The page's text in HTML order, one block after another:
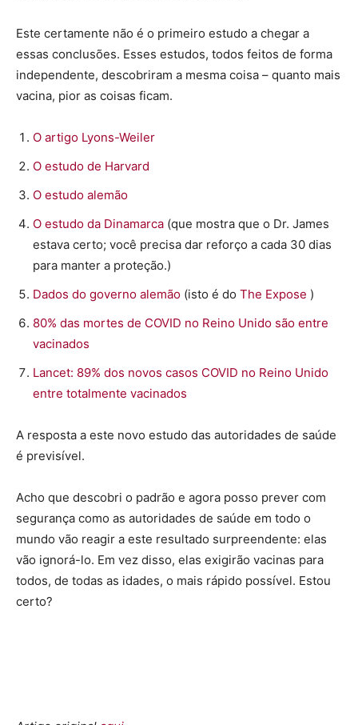
Este certamente não é o primeiro estudo a chegar a
essas conclusões. Esses estudos, todos feitos de forma
independente, descobriram a mesma coisa – quanto mais
vacina, pior as coisas ficam.
O artigo Lyons-Weiler
O estudo de Harvard
O estudo alemão
O estudo da Dinamarca (que mostra que o Dr. James
estava certo; você precisa dar reforço a cada 30 dias
para manter a proteção.)
Dados do governo alemão (isto é do The Expose )
80% das mortes de COVID no Reino Unido são entre
vacinados
Lancet: 89% dos novos casos COVID no Reino Unido
entre totalmente vacinados
A resposta a este novo estudo das autoridades de saúde
é previsível.
Acho que descobri o padrão e agora posso prever com
segurança como as autoridades de saúde em todo o
mundo vão reagir a este resultado surpreendente: elas
vão ignorá-lo. Em vez disso, elas exigirão vacinas para
todos, de todas as idades, o mais rápido possível. Estou
certo?